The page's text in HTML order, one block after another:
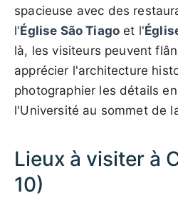
spacieuse avec des
l'Église São Tiago et l'
là, les visiteurs peuvent
apprécier l'architecture
photographier les détails
l'Université au sommet de
Lieux à visiter à
10)